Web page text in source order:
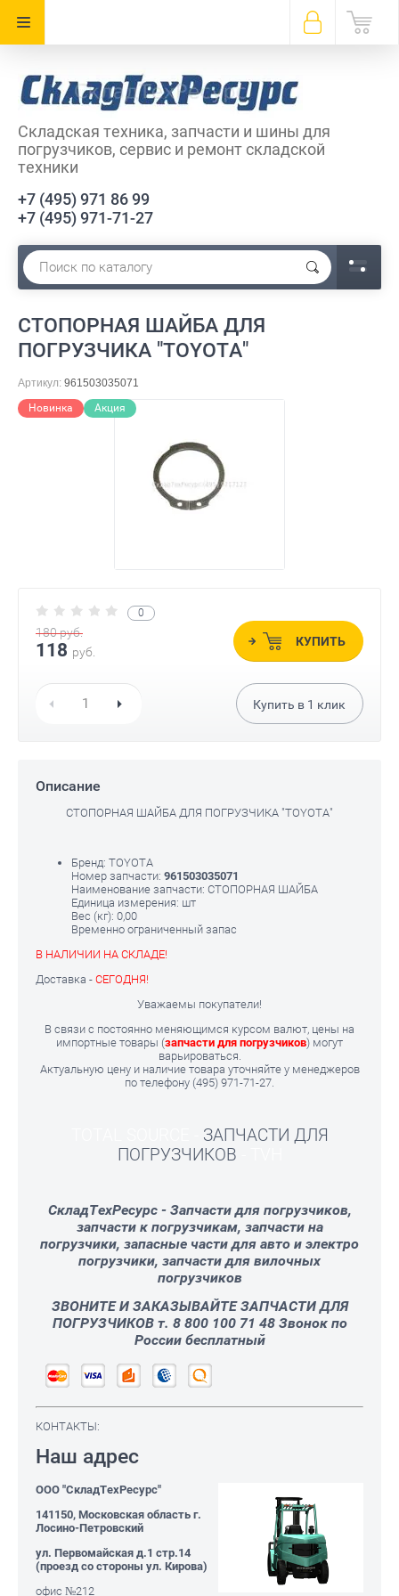
Складская техника, запчасти и шины для
погрузчиков, сервис и ремонт складской
техники
+7 (495) 971 86 99
+7 (495) 971-71-27
СТОПОРНАЯ ШАЙБА ДЛЯ
ПОГРУЗЧИКА "TOYOTA"
Артикул: 961503035071
Новинка
Акция
0
180руб.
118 руб.
КУПИТЬ
Купить в 1 клик
Описание
СТОПОРНАЯ ШАЙБА ДЛЯ ПОГРУЗЧИКА "TOYOTA"
Бренд: TOYOTA
Номер запчасти: 961503035071
Наименование запчасти: СТОПОРНАЯ ШАЙБА
Единица измерения: шт
Вес (кг): 0,00
Временно ограниченный запас
В НАЛИЧИИ НА СКЛАДЕ!
Доставка - СЕГОДНЯ!
Уважаемы покупатели!
В связи с постоянно меняющимся курсом валют, цены на
импортные товары (запчасти для погрузчиков) могут
варьироваться.
Актуальную цену и наличие товара уточняйте у менеджеров
по телефону (495) 971-71-27.
ЗАПЧАСТИ ДЛЯ
ПОГРУЗЧИКОВ
СкладТехРесурс - Запчасти для погрузчиков,
запчасти к погрузчикам, запчасти на
погрузчики, запасные части для авто и электро
погрузчики, запчасти для вилочных
погрузчиков
ЗВОНИТЕ И ЗАКАЗЫВАЙТЕ ЗАПЧАСТИ ДЛЯ
ПОГРУЗЧИКОВ т. 8 800 100 71 48 Звонок по
России бесплатный
КОНТАКТЫ:
Наш адрес
ООО "СкладТехРесурс"
141150, Московская область г.
Лосино-Петровский
ул. Первомайская д.1 стр.14
(проезд со стороны ул. Кирова)
офис №212